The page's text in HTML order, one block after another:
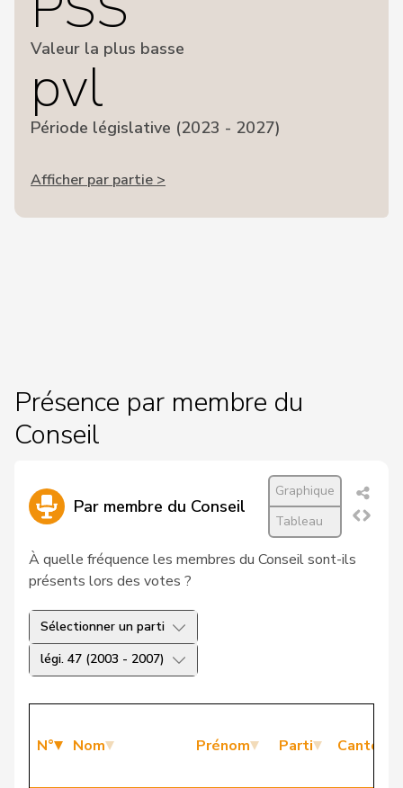
Valeur la plus basse
pvl
Période législative (2023 - 2027)
Afficher par partie >
Présence par membre du
Conseil
Par membre du Conseil
Graphique
Tableau
À quelle fréquence les membres du Conseil sont-ils
présents lors des votes ?
Sélectionner un parti
légi. 47 (2003 - 2007)
N° Nom Prénom Parti Canton